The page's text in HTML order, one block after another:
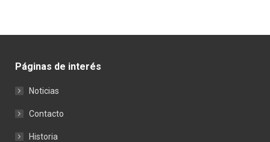
Páginas de interés
Noticias
Contacto
Historia